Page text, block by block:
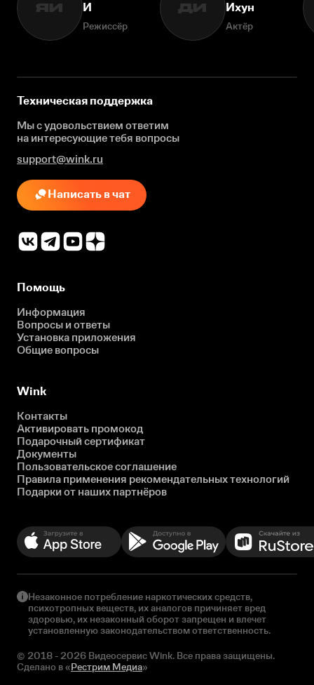
ЯИ
И
Режиссёр
ДИ
Ихун
Актёр
Техническая поддержка
Мы с удовольствием ответим
на интересующиетебя вопросы
support@wink.ru
Написать в чат
Помощь
Информация
Вопросы и ответы
Установка приложения
Общие вопросы
Wink
Контакты
Активировать промокод
Подарочный сертификат
Документы
Пользовательское соглашение
Правила применения рекомендательных технологий
Подарки от наших партнёров
Незаконное потребление наркотических средств,
психотропных веществ, их аналогов причиняет вред
здоровью, их незаконный оборот запрещен и влечет
установленную законодательством ответственность.
© 2018 - 2026 Видеосервис Wink. Все права защищены.
Сделано в «Рестрим Медиа»